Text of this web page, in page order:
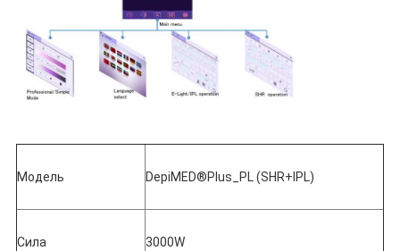
Модель DepiMED®Plus_PL (SHR+IPL)
Сила 3000W